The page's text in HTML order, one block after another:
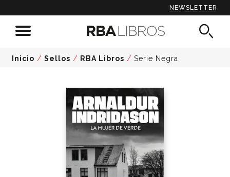
NEWSLETTER
Inicio / Sellos / RBA Libros / Serie Negra